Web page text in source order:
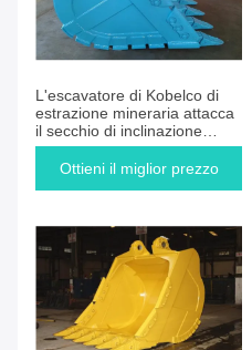
L'escavatore di Kobelco di
estrazione mineraria attacca
il secchio di inclinazione
dell'escavatore del secchio
Ottieni il miglior prezzo